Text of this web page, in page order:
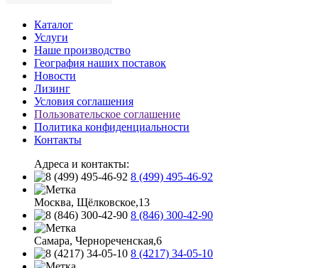
Каталог
Услуги
Наше производство
География наших поставок
Новости
Лизинг
Условия соглашения
Пользовательское соглашение
Политика конфиденциальности
Контакты
Адреса и контакты:
8 (499) 495-46-92
Москва, Щёлковское,13
8 (846) 300-42-90
Самара, Чернореченская,6
8 (4217) 34-05-10